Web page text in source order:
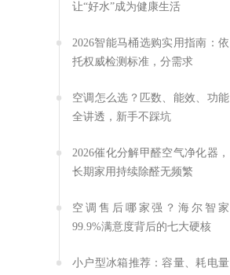
让“好水”成为健康生活
2026智能马桶选购实用指南：依
托权威检测标准，分需求
空调怎么选？匹数、能效、功能
全讲透，新手不踩坑
2026催化分解甲醛空气净化器，
长期家用持续除醛无频繁
空调售后哪家强？海尔智家
99.9%满意度背后的七大硬核
小户型冰箱推荐：容量、耗电量